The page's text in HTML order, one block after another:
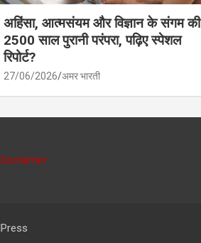
अहिंसा, आत्मसंयम और विज्ञान के संगम की
2500 साल पुरानी परंपरा, पढ़िए स्पेशल
रिपोर्ट?
27/06/2026 अमर भारती